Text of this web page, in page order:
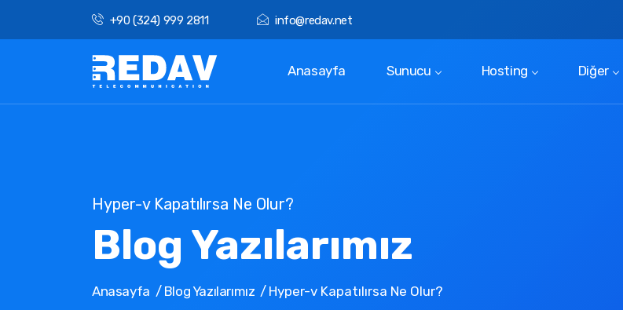
+90 (324) 999 2811 info@redav.net
Anasayfa Sunucu Hosting Diğer
Hyper-v Kapatılırsa Ne Olur?
Blog Yazılarımız
Anasayfa Blog Yazılarımız Hyper-v Kapatılırsa Ne Olur?